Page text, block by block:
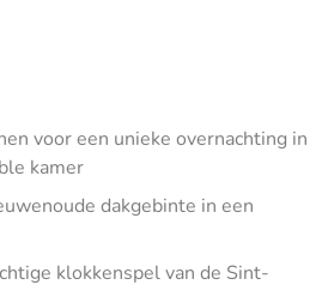
voor een unieke overnachting in
kamer
dakgebinte in een
klokkenspel van de Sint-